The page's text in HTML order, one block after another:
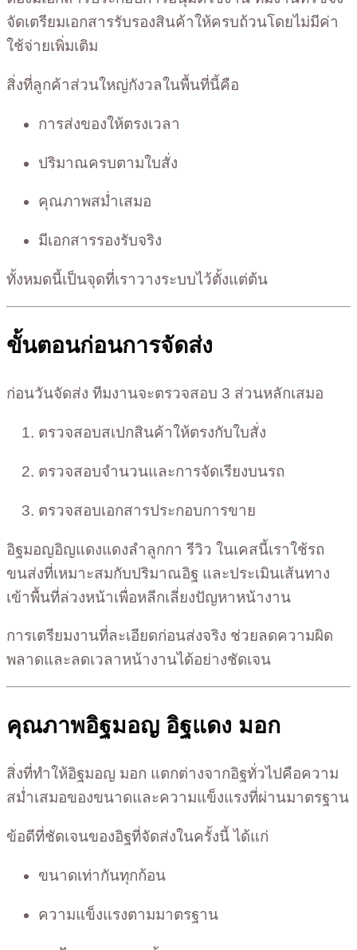
จัดเตรียมเอกสารรับรองสินค้าให้ครบถ้วนโดยไม่มีค่า
ใช้จ่ายเพิ่มเติม
สิ่งที่ลูกค้าส่วนใหญ่กังวลในพื้นที่นี้คือ
การส่งของให้ตรงเวลา
ปริมาณครบตามใบสั่ง
คุณภาพสม่ำเสมอ
มีเอกสารรองรับจริง
ทั้งหมดนี้เป็นจุดที่เราวางระบบไว้ตั้งแต่ต้น
ขั้นตอนก่อนการจัดส่ง
ก่อนวันจัดส่ง ทีมงานจะตรวจสอบ 3 ส่วนหลักเสมอ
ตรวจสอบสเปกสินค้าให้ตรงกับใบสั่ง
ตรวจสอบจำนวนและการจัดเรียงบนรถ
ตรวจสอบเอกสารประกอบการขาย
อิฐมอญอิญแดงแดงลำลูกกา รีวิว ในเคสนี้เราใช้รถ
ขนส่งที่เหมาะสมกับปริมาณอิฐ และประเมินเส้นทาง
เข้าพื้นที่ล่วงหน้าเพื่อหลีกเลี่ยงปัญหาหน้างาน
การเตรียมงานที่ละเอียดก่อนส่งจริง ช่วยลดความผิด
พลาดและลดเวลาหน้างานได้อย่างชัดเจน
คุณภาพอิฐมอญ อิฐแดง มอก
สิ่งที่ทำให้อิฐมอญ มอก แตกต่างจากอิฐทั่วไปคือความ
สม่ำเสมอของขนาดและความแข็งแรงที่ผ่านมาตรฐาน
ข้อดีที่ชัดเจนของอิฐที่จัดส่งในครั้งนี้ ได้แก่
ขนาดเท่ากันทุกก้อน
ความแข็งแรงตามมาตรฐาน